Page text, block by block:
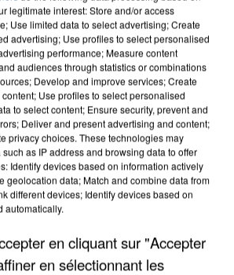
L’OISE EMPORTÉE PAR UNE
EN HAUTE-SAVOIE
legitimate interest: Store and/or access
Use limited data to select advertising; Create
advertising; Use profiles to select personalised
performance; Measure content
audiences through statistics or combinations
Develop and improve services; Create
Use profiles to select personalised
to select content; Ensure security, prevent and
Deliver and present advertising and content;
privacy choices. These technologies may
as IP address and browsing data to offer
Identify devices based on information actively
geolocation data; Match and combine data from
different devices; Identify devices based on
automatically.
en cliquant sur "Accepter
en sélectionnant les